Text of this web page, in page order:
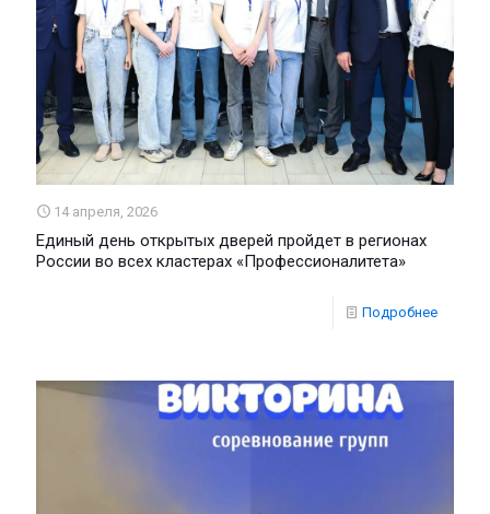
14 апреля, 2026
Единый день открытых дверей пройдет в регионах
России во всех кластерах «Профессионалитета»
Подробнее